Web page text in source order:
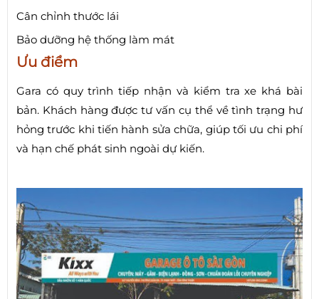
Cân chỉnh thước lái
Bảo dưỡng hệ thống làm mát
Ưu điểm
Gara có quy trình tiếp nhận và kiểm tra xe khá bài
bản. Khách hàng được tư vấn cụ thể về tình trạng hư
hỏng trước khi tiến hành sửa chữa, giúp tối ưu chi phí
và hạn chế phát sinh ngoài dự kiến.